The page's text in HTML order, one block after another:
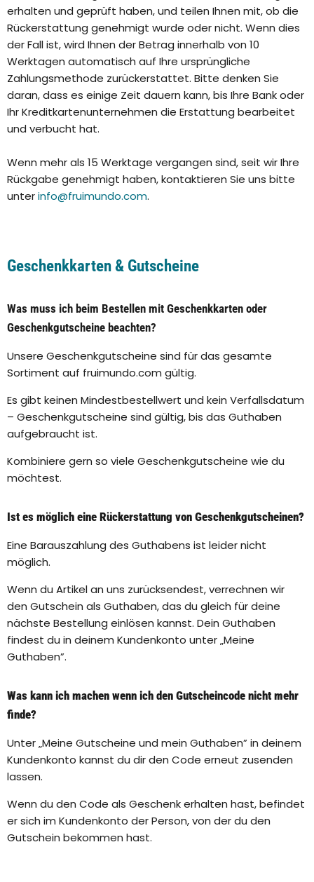
erhalten und geprüft haben, und teilen Ihnen mit, ob die
Rückerstattung genehmigt wurde oder nicht. Wenn dies
der Fall ist, wird Ihnen der Betrag innerhalb von 10
Werktagen automatisch auf Ihre ursprüngliche
Zahlungsmethode zurückerstattet. Bitte denken Sie
daran, dass es einige Zeit dauern kann, bis Ihre Bank oder
Ihr Kreditkartenunternehmen die Erstattung bearbeitet
und verbucht hat.
Wenn mehr als 15 Werktage vergangen sind, seit wir Ihre
Rückgabe genehmigt haben, kontaktieren Sie uns bitte
unterinfo@fruimundo.com.
Geschenkkarten & Gutscheine
Was muss ich beim Bestellen mit Geschenkkarten oder
Geschenkgutscheine beachten?
Unsere Geschenkgutscheine sind für das gesamte
Sortiment auf fruimundo.com gültig.
Es gibt keinen Mindestbestellwert und kein Verfallsdatum
– Geschenkgutscheine sind gültig, bis das Guthaben
aufgebraucht ist.
Kombiniere gern so viele Geschenkgutscheine wie du
möchtest.
Ist es möglich eine Rückerstattung von Geschenkgutscheinen?
Eine Barauszahlung des Guthabens ist leider nicht
möglich.
Wenn du Artikel an uns zurücksendest, verrechnen wir
den Gutschein als Guthaben, das du gleich für deine
nächste Bestellung einlösen kannst. Dein Guthaben
findest du in deinem Kundenkonto unter „Meine
Guthaben”.
Was kann ich machen wenn ich den Gutscheincode nicht mehr
finde?
Unter „Meine Gutscheine und mein Guthaben” in deinem
Kundenkonto kannst du dir den Code erneut zusenden
lassen.
Wenn du den Code als Geschenk erhalten hast, befindet
er sich im Kundenkonto der Person, von der du den
Gutschein bekommen hast.